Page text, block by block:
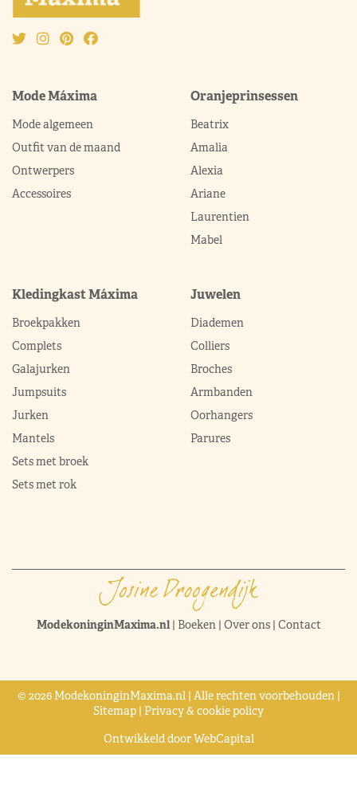
Mode Máxima
Mode algemeen
Outfit van de maand
Ontwerpers
Accessoires
Oranjeprinsessen
Beatrix
Amalia
Alexia
Ariane
Laurentien
Mabel
Kledingkast Máxima
Broekpakken
Complets
Galajurken
Jumpsuits
Jurken
Mantels
Sets met broek
Sets met rok
Juwelen
Diademen
Colliers
Broches
Armbanden
Oorhangers
Parures
ModekoninginMaxima.nl| Boeken| Over ons| Contact
© 2026 ModekoninginMaxima.nl | Alle rechten voorbehouden |
Sitemap | Privacy & cookie policy
Ontwikkeld doorWebCapital